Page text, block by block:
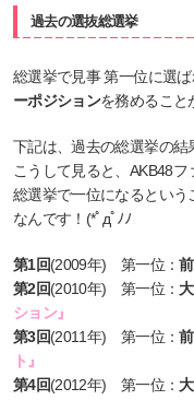
過去の選抜総選挙
総選挙で見事 第一位に選
ーポジションを務めること
下記は、過去の総選挙の結
こうして見ると、AKB48
総選挙で一位になるという
なんです！(*ﾟдﾟﾉﾉ
第1回(2009年) 第一位：
第2回(2010年) 第一位：
ション』
第3回(2011年) 第一位：
ト』
第4回(2012年) 第一位：